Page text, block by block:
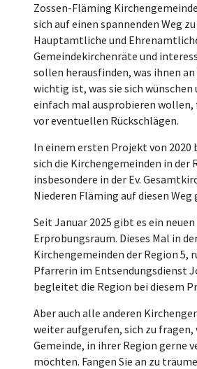
Zossen-Fläming
sich auf einen spannenden Weg
Hauptamtliche und
Gemeindekirchenräte und
sollen herausfinden, was ihnen
wichtig ist, was sie sich wünschen
einfach mal ausprobieren wollen,
vor eventuellen Rückschlägen.
In einem ersten Projekt von 2020
sich die Kirchengemeinden in der
insbesondere in der Ev.
Niederen Fläming auf diesen Weg
Seit Januar 2025 gibt es ein
Erprobungsraum. Dieses Mal in
Kirchengemeinden der Region 5,
Pfarrerin im Entsendungsdienst
begleitet die Region bei diesem
Aber auch alle anderen
weiter aufgerufen, sich zu fragen,
Gemeinde, in ihrer Region gerne
möchten. Fangen Sie an zu